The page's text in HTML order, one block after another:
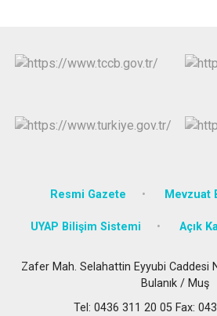
Resmi Gazete Mevzuat
UYAP Bilişim Sistemi Açık
Zafer Mah. Selahattin Eyyubi Caddesi
Bulanık / Muş
Tel: 0436 311 20 05 Fax: